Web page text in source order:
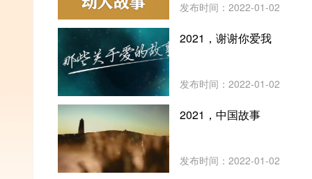
发布时间：2022-01-02
2021，谢谢你爱我
发布时间：2022-01-02
2021，中国故事
发布时间：2022-01-02